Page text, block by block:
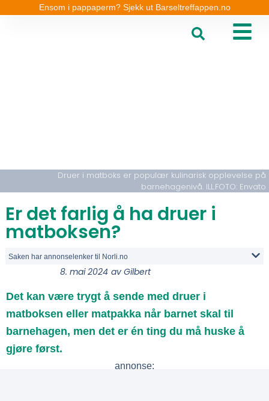
Ensom i pappaperm? Sjekk ut Barseltreffappen.no
Druer i matboks er populær kulinarisk opplevelse på
barnehagenivå. ILL.FOTO: Envato
Er det farlig å ha druer i
matboksen?
Saken har annonselenker til Norli.no
8. mai 2024 avGilbert
Det kan være trygt å sende med druer i
matboksen eller matpakka når barnet skal til
barnehagen, men det er én ting du må huske å
gjøre først.
annonse: